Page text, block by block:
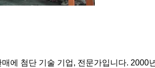
에 첨단 기술 기업, 전문가입니다.